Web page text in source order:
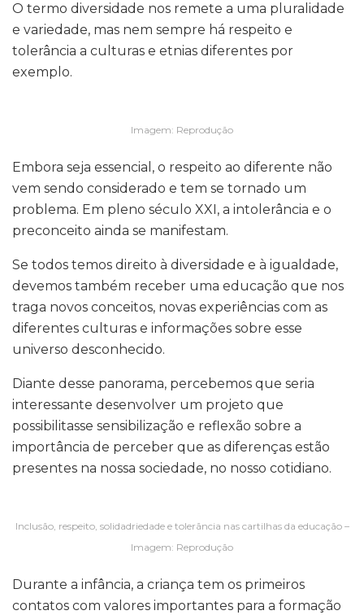
O termo diversidade nos remete a uma pluralidade
e variedade, mas nem sempre há respeito e
tolerância a culturas e etnias diferentes por
exemplo.
Imagem: Reprodução
Embora seja essencial, o respeito ao diferente não
vem sendo considerado e tem se tornado um
problema. Em pleno século XXI, a intolerância e o
preconceito ainda se manifestam.
Se todos temos direito à diversidade e à igualdade,
devemos também receber uma educação que nos
traga novos conceitos, novas experiências com as
diferentes culturas e informações sobre esse
universo desconhecido.
Diante desse panorama, percebemos que seria
interessante desenvolver um projeto que
possibilitasse sensibilização e reflexão sobre a
importância de perceber que as diferenças estão
presentes na nossa sociedade, no nosso cotidiano.
Inclusão, respeito, solidadriedade e tolerãncia nas cartilhas da educação –
Imagem: Reprodução
Durante a infância, a criança tem os primeiros
contatos com valores importantes para a formação